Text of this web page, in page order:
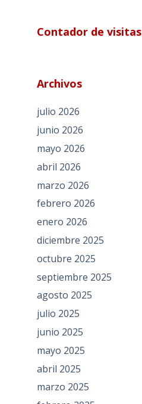
Contador de visitas
Archivos
julio 2026
junio 2026
mayo 2026
abril 2026
marzo 2026
febrero 2026
enero 2026
diciembre 2025
octubre 2025
septiembre 2025
agosto 2025
julio 2025
junio 2025
mayo 2025
abril 2025
marzo 2025